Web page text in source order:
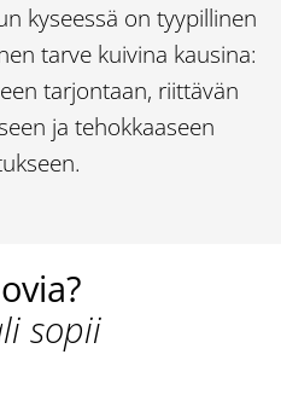
kyseessä on tyypillinen
tarve kuivina kausina:
tarjontaan, riittävän
ja tehokkaaseen
sopii